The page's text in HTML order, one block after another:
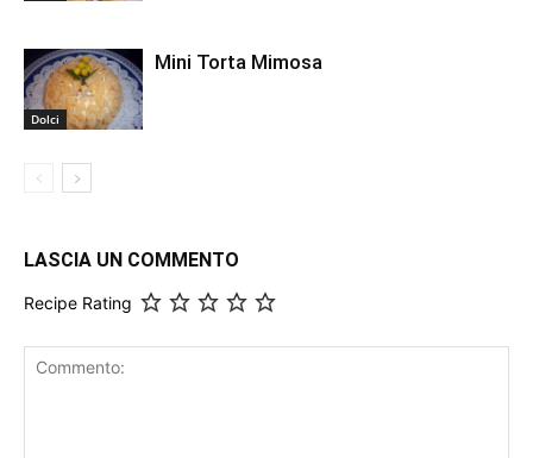
Dolci
Mini Torta Mimosa
LASCIA UN COMMENTO
Recipe Rating